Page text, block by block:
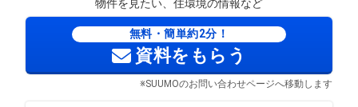
物件を見たい、住環境の情報など
無料・簡単約2分！
資料をもらう
※SUUMOのお問い合わせページへ移動します